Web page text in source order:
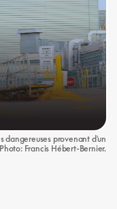
dangereuses provenant d'un
Francis Hébert-Bernier.